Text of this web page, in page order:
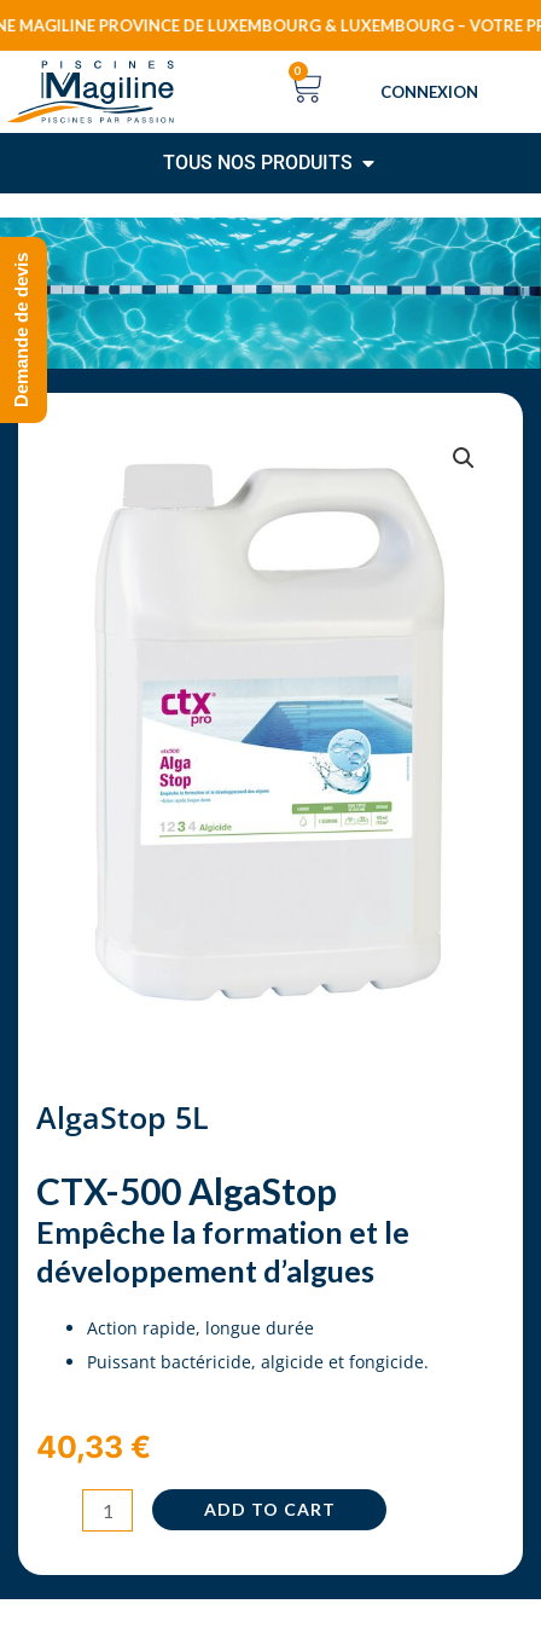
Aller
au
contenu
PROVINCE DE LUXEMBOURG & LUXEMBOURG – VOTRE
0
CART CONNEXION
TOUS NOS PRODUITS
AlgaStop 5L
CTX-500 AlgaStop
Empêche la formation et le
développement d’algues
Action rapide, longue durée
Puissant bactéricide, algicide et fongicide.
40,33 €
AlgaStop
quantity
ADD TO CART
Demande de devis